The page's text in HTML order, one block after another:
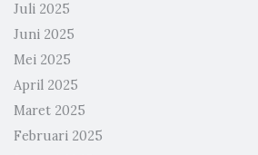
Juli 2025
Juni 2025
Mei 2025
April 2025
Maret 2025
Februari 2025